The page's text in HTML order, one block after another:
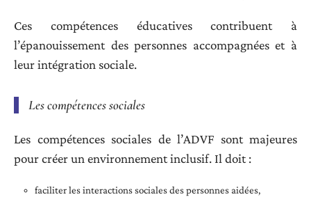
Ces compétences éducatives contribuent à
l’épanouissement des personnes accompagnées et à
leur intégration sociale.
Les compétences sociales
Les compétences sociales de l’ADVF sont majeures
pour créer un environnement inclusif. Il doit :
faciliter les interactions sociales des personnes aidées,